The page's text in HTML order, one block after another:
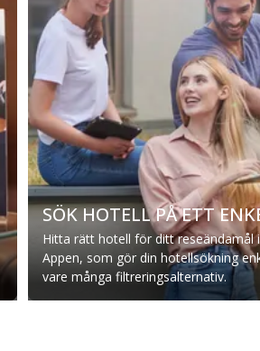
SÖK HOTELL PÅ ETT
Hitta rätt hotell för ditt reseändamål
Appen, som gör din hotellsökning
vare många filtreringsalternativ.